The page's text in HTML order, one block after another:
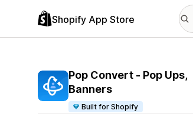
Shopify App Store
Pop Convert ‑ Pop Ups,
Banners
Built for Shopify